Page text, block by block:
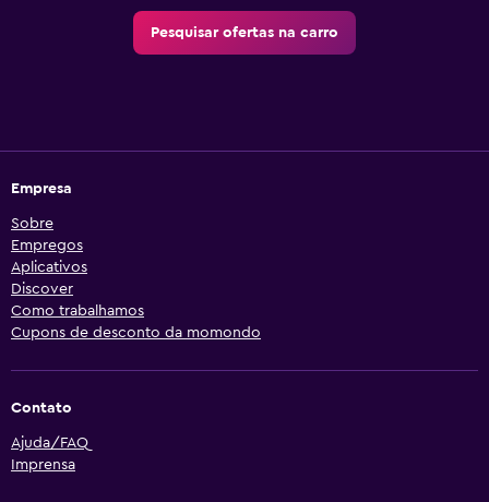
Pesquisar ofertas na carro
Empresa
Sobre
Empregos
Aplicativos
Discover
Como trabalhamos
Cupons de desconto da momondo
Contato
Ajuda/FAQ
Imprensa